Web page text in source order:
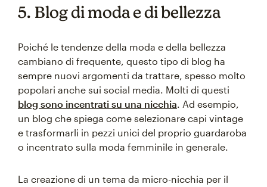
5. Blog di moda e di bellezza
Poiché le tendenze della moda e della bellezza
cambiano di frequente, questo tipo di blog ha
sempre nuovi argomenti da trattare, spesso molto
popolari anche sui social media. Molti di questi
blog sono incentrati su una nicchia. Ad esempio,
un blog che spiega come selezionare capi vintage
e trasformarli in pezzi unici del proprio guardaroba
o incentrato sulla moda femminile in generale.
La creazione di un tema da micro-nicchia per il